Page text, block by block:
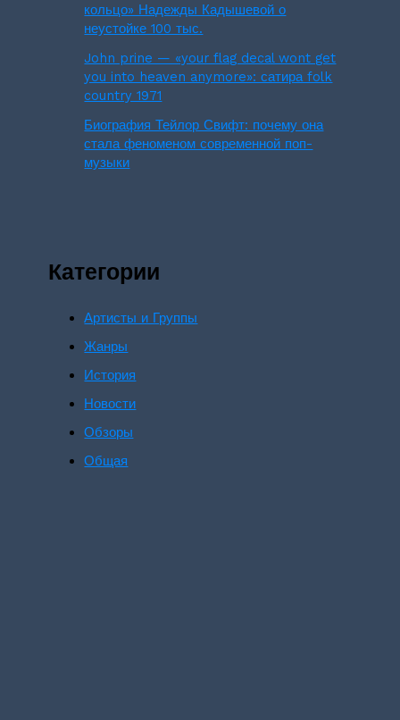
кольцо» Надежды Кадышевой о
неустойке 100 тыс.
John prine — «your flag decal wont get
you into heaven anymore»: сатира folk
country 1971
Биография Тейлор Свифт: почему она
стала феноменом современной поп-
музыки
Категории
Артисты и Группы
Жанры
История
Новости
Обзоры
Общая